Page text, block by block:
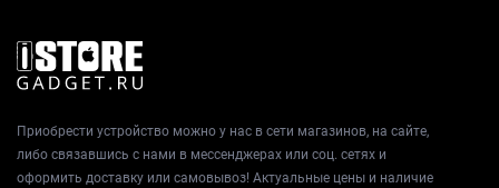
Приобрести устройство можно у нас в сети магазинов, на сайте,
либо связавшись с нами в мессенджерах или соц. сетях и
оформить доставку или самовывоз! Актуальные цены и наличие